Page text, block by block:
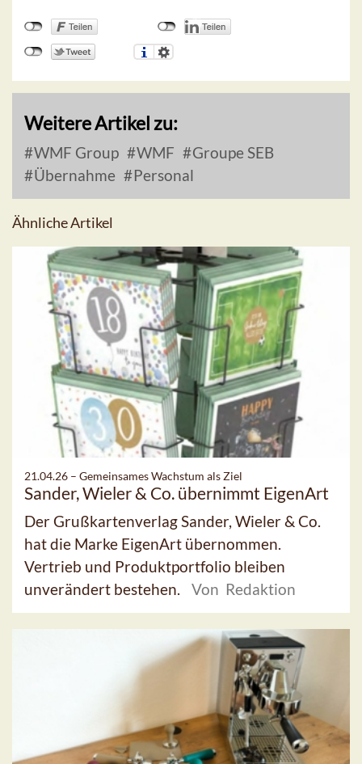
Weitere Artikel zu:
WMF Group WMF
Groupe SEB
Übernahme
Personal
Ähnliche Artikel
21.04.26 – Gemeinsames Wachstum als Ziel
Sander, Wieler & Co. übernimmt EigenArt
Der Grußkartenverlag Sander, Wieler & Co.
hat die Marke EigenArt übernommen.
Vertrieb und Produktportfolio bleiben
unverändert bestehen.
Von Redaktion